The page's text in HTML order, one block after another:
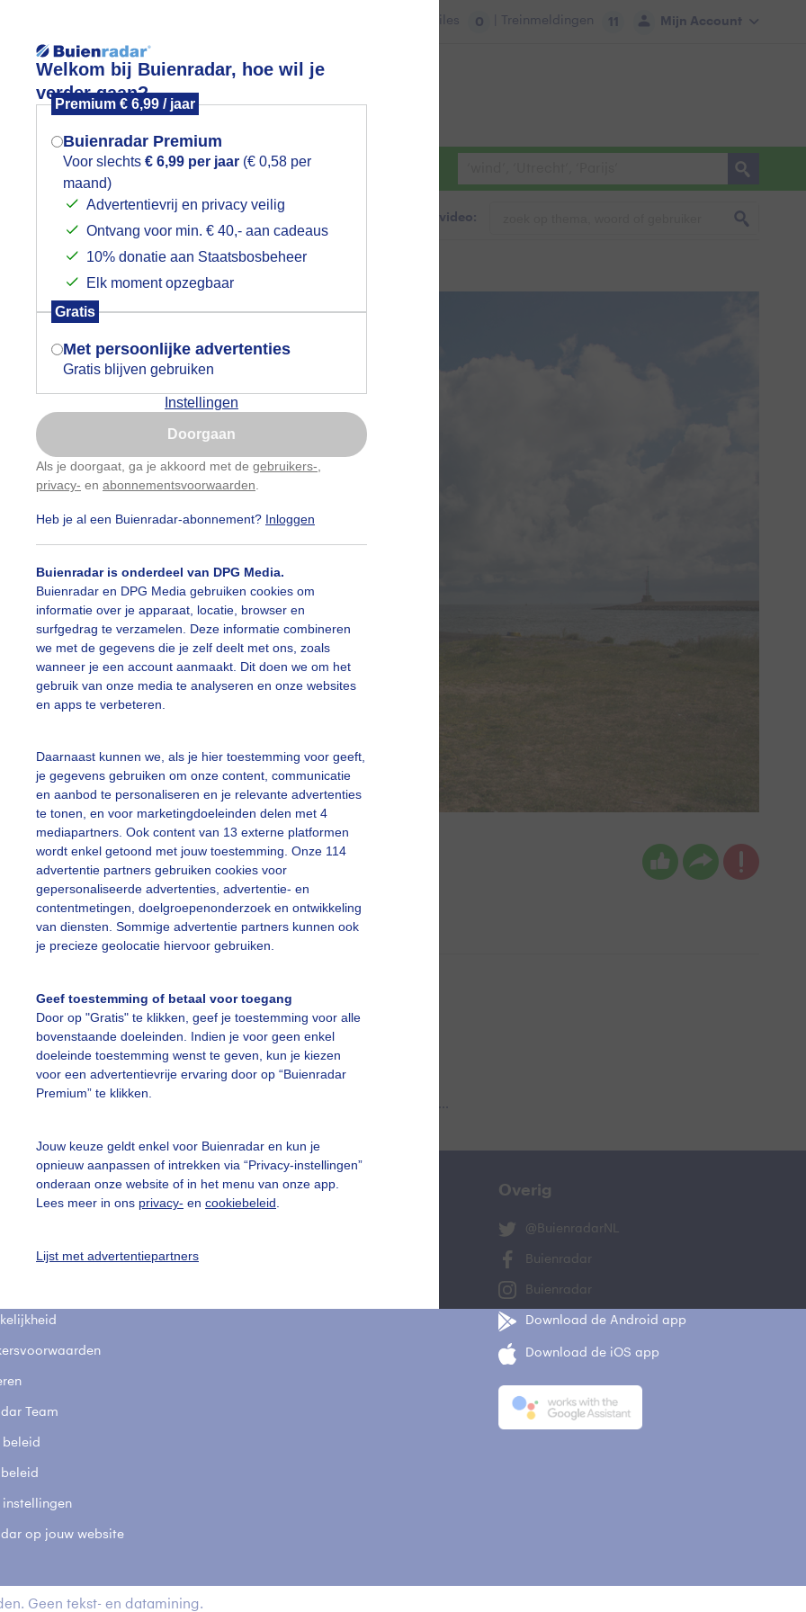
Welkom bij Buienradar, hoe wil je
verder gaan?
Premium € 6,99 / jaar
Buienradar Premium
Voor slechts € 6,99 per jaar (€ 0,58 per
maand)
Advertentievrij en privacy veilig
Ontvang voor min. € 40,- aan cadeaus
10% donatie aan Staatsbosbeheer
Elk moment opzegbaar
Gratis
Met persoonlijke advertenties
Gratis blijven gebruiken
Instellingen
Doorgaan
Als je doorgaat, ga je akkoord met de gebruikers-
privacy- en abonnementsvoorwaarden
Heb je al een Buienradar-abonnement? Inloggen
Buienradar is onderdeel van DPG Media.
Buienradar en DPG Media gebruiken cookies om
informatie over je apparaat, locatie, browser en
surfgedrag te verzamelen. Deze informatie combineren
we met de gegevens die je zelf deelt met ons, zoals
wanneer je een account aanmaakt. Dit doen we om het
gebruik van onze media te analyseren en onze websites
en apps te verbeteren.
Daarnaast kunnen we, als je hier toestemming voor geeft,
je gegevens gebruiken om onze content, communicatie
en aanbod te personaliseren en je relevante advertenties
te tonen, en voor marketingdoeleinden delen met 4
mediapartners. Ook content van 13 externe platformen
wordt enkel getoond met jouw toestemming. Onze 114
advertentie partners gebruiken cookies voor
gepersonaliseerde advertenties, advertentie- en
contentmetingen, doelgroepenonderzoek en ontwikkeling
van diensten. Sommige advertentie partners kunnen ook
je precieze geolocatie hiervoor gebruiken.
Geef toestemming of betaal voor toegang
Door op "Gratis" te klikken, geef je toestemming voor alle
bovenstaande doeleinden. Indien je voor geen enkel
doeleinde toestemming wenst te geven, kun je kiezen
voor een advertentievrije ervaring door op “Buienradar
Premium” te klikken.
Jouw keuze geldt enkel voor Buienradar en kun je
opnieuw aanpassen of intrekken via “Privacy-instellingen”
onderaan onze website of in het menu van onze app.
Lees meer in ons privacy- en cookiebeleid
Lijst met advertentiepartners
Mijn Account
Files 0 | Treinmeldingen 11
Foto en video Weerzine
Zoeken in foto & video:
meer opklaringen met mooie stapelwolk luchten
Ilse Kootkar Gemaakt: 16-07-2025, 61x bekeken
Zon Wolken
vragen
Team
beleid
instellingen
op jouw website
Mijn weer Overig
@BuienradarNL
Buienradar
Buienradar
Download de Android app
Download de iOS app
Geen tekst- en datamining.
Mogen we je locatie gebruiken voor
het weer?
Indien je hier nog geen akkoord op hebt
gegeven, verschijnt er zo een pop-up uit
je browser waarin deze toestemming
gevraagd wordt.
Is goed, toon de popup
Nu niet, misschien later
Gebruik je Safari en wil je niet elke dag deze pop-up
Klikhierom dit aan te passen